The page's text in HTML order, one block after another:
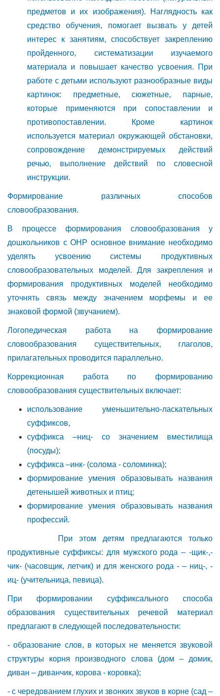
предметов и их изображения). Наглядность как
средство обучения, помогает вызвать у детей
интерес к занятиям, способствует закреплению
пройденного, систематизации изучаемого
материала и повышает качество усвоения. При
работе с детьми используют разнообразные виды
картинок: предметные, сюжетные, парные,
которые применяются при сопоставлении и
противопоставлении. Кроме картинок
используется материал окружающей обстановки,
сопровождение демонстрируемых действий
речью, выполнение действий по словесной
инструкции.
Формирование различных способов
словообразования.
В процессе формирования словообразования у
дошкольников с ОНР основное внимание необходимо
уделять усвоению системы продуктивных
словообразовательных моделей. Для закрепления и
формирования продуктивных моделей необходимо
уточнять связь между значением морфемы и ее
знаковой формой (звучанием).
Логопедическая работа на формирование
словообразования существительных, глаголов,
прилагательных проводится параллельно.
Коррекционная работа по формированию
словообразования существительных включает:
использование уменьшительно-ласкательных
суффиксов,
суффикса –ниц- со значением вместилища
(посуды);
суффикса –инк- (солома - соломинка);
формирование умения образовывать названия
детенышей животных и птиц;
формирование умения образовывать названия
профессий.
При этом детям предлагаются только
продуктивные суффиксы: для мужского рода – -щик-,-
чик- (часовщик, летчик) и для женского рода - – ниц-, -
иц- (учительница, певица).
При формировании суффиксального способа
образования существительных речевой материал
предлагают в следующей последовательности:
- образование слов, в которых не меняется звуковой
структуры корня производного слова (дом – домик,
диван – диванчик, корова - коровка);
- с чередованием глухих и звонких звуков в корне (сад –